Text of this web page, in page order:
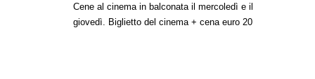
Cene al cinema in balconata il mercoledì e il
giovedì. Biglietto del cinema + cena euro 20